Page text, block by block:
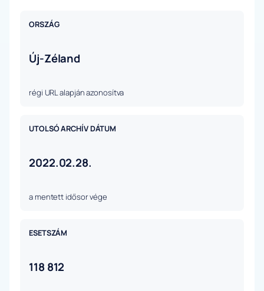
ORSZÁG
Új-Zéland
régi URL alapján azonosítva
UTOLSÓ ARCHÍV DÁTUM
2022.02.28.
a mentett idősor vége
ESETSZÁM
118 812